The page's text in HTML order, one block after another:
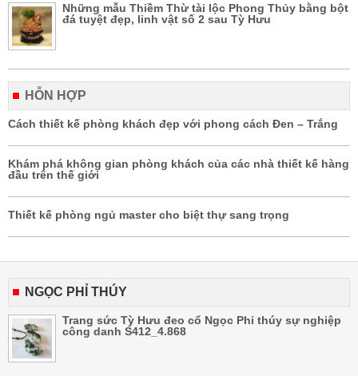
Những mẫu Thiềm Thừ tài lộc Phong Thủy bằng bột
đá tuyệt đẹp, linh vật số 2 sau Tỳ Hưu
HỖN HỢP
Cách thiết kế phòng khách đẹp với phong cách Đen – Trắng
Khám phá không gian phòng khách của các nhà thiết kế hàng
đầu trên thế giới
Thiết kế phòng ngủ master cho biệt thự sang trọng
NGỌC PHỈ THÚY
Trang sức Tỳ Hưu đeo cổ Ngọc Phỉ thúy sự nghiệp
công danh S412_4.868